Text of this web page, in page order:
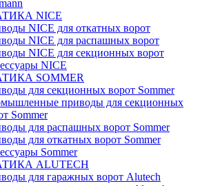
NICE
NICE для откатных ворот
NICE для распашных ворот
NICE для секционных ворот
NICE
SOMMER
для секционных ворот Sommer
приводы для секционных
Sommer
для распашных ворот Sommer
для откатных ворот Sommer
Sommer
ALUTECH
для гаражных ворот Alutech